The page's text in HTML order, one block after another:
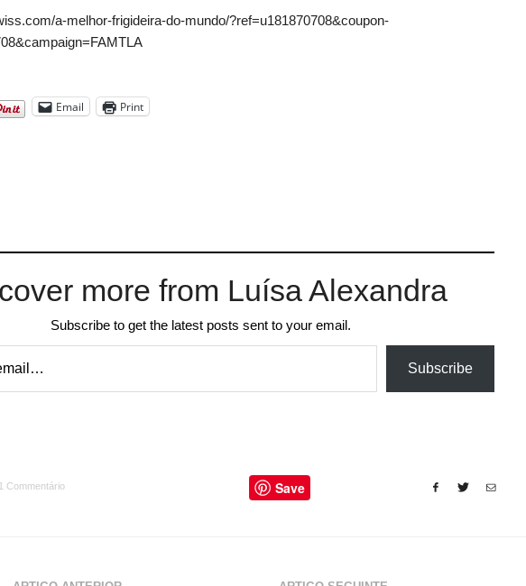
a-melhor-frigideira-do-mundo/?ref=u181870708&coupon-
Email Print
more from Luísa Alexandra
Subscribe to get the latest posts sent to your email.
Subscribe
1 Commentário Save